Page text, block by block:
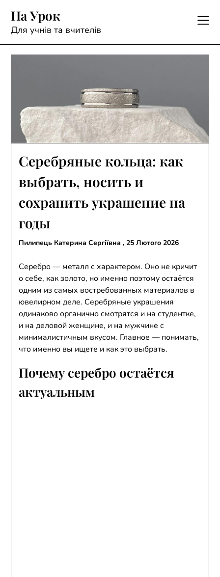
content
На Урок
Для учнів та вчителів
Серебряные кольца: как
выбрать, носить и
сохранить украшение на
годы
Пилипець Катерина Сергіївна ,25 Лютого 2026
Серебро — металл с характером. Оно не кричит
о себе, как золото, но именно поэтому остаётся
одним из самых востребованных материалов в
ювелирном деле. Серебряные украшения
одинаково органично смотрятся и на студентке,
и на деловой женщине, и на мужчине с
минималистичным вкусом. Главное — понимать,
что именно вы ищете и как это выбрать.
Почему серебро остаётся
актуальным